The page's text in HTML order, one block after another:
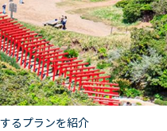
るプランを紹介